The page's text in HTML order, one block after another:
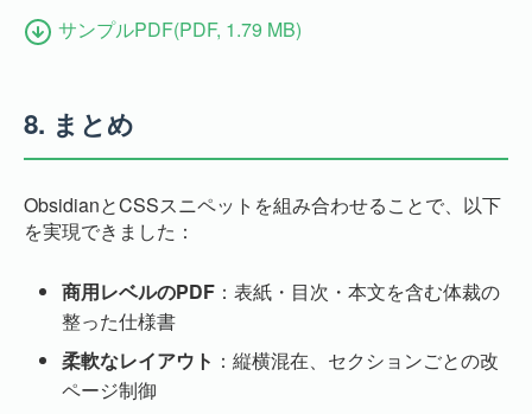
サンプルPDF(PDF, 1.79 MB)
8. まとめ
ObsidianとCSSスニペットを組み合わせることで、以下
を実現できました：
商用レベルのPDF ：表紙・目次・本文を含む体裁の
整った仕様書
柔軟なレイアウト ：縦横混在、セクションごとの改
ページ制御